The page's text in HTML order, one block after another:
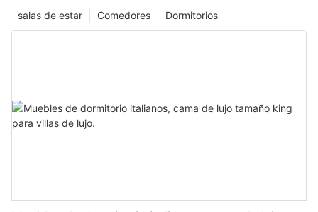
Dormitorios
Comedores
salas de estar